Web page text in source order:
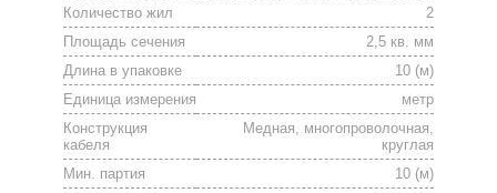
Количество жил
2
Площадь сечения
2,5 кв. мм
Длина в упаковке
10 (м)
Единица измерения
метр
Конструкция
кабеля
Медная, многопроволочная,
круглая
Мин. партия
10 (м)